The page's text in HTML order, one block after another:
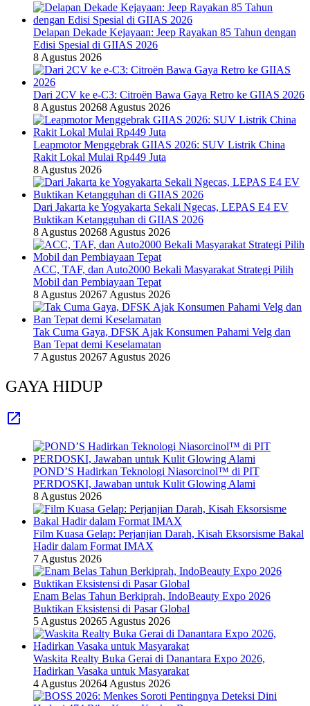
Delapan Dekade Kejayaan: Jeep Rayakan 85 Tahun dengan
Edisi Spesial di GIIAS 2026
8 Agustus 2026
Dari 2CV ke e-C3: Citroën Bawa Gaya Retro ke GIIAS 2026
8 Agustus 20268 Agustus 2026
Leapmotor Menggebrak GIIAS 2026: SUV Listrik China
Rakit Lokal Mulai Rp449 Juta
8 Agustus 2026
Dari Jakarta ke Yogyakarta Sekali Ngecas, LEPAS E4 EV
Buktikan Ketangguhan di GIIAS 2026
8 Agustus 20268 Agustus 2026
ACC, TAF, dan Auto2000 Bekali Masyarakat Strategi Pilih
Mobil dan Pembiayaan Tepat
8 Agustus 20267 Agustus 2026
Tak Cuma Gaya, DFSK Ajak Konsumen Pahami Velg dan
Ban Tepat demi Keselamatan
7 Agustus 20267 Agustus 2026
GAYA HIDUP
POND’S Hadirkan Teknologi Niasorcinol™ di PIT
PERDOSKI, Jawaban untuk Kulit Glowing Alami
8 Agustus 2026
Film Kuasa Gelap: Perjanjian Darah, Kisah Eksorsisme Bakal
Hadir dalam Format IMAX
7 Agustus 2026
Enam Belas Tahun Berkiprah, IndoBeauty Expo 2026
Buktikan Eksistensi di Pasar Global
5 Agustus 20265 Agustus 2026
Waskita Realty Buka Gerai di Danantara Expo 2026,
Hadirkan Vasaka untuk Masyarakat
4 Agustus 20264 Agustus 2026